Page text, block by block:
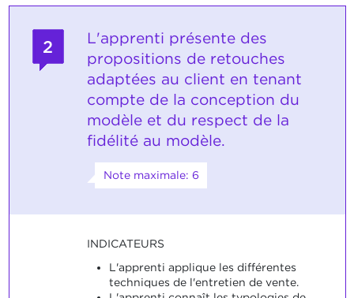
2
L'apprenti présente des
propositions de retouches
adaptées au client en tenant
compte de la conception du
modèle et du respect de la
fidélité au modèle.
Note maximale: 6
INDICATEURS
L'apprenti applique les différentes
techniques de l'entretien de vente.